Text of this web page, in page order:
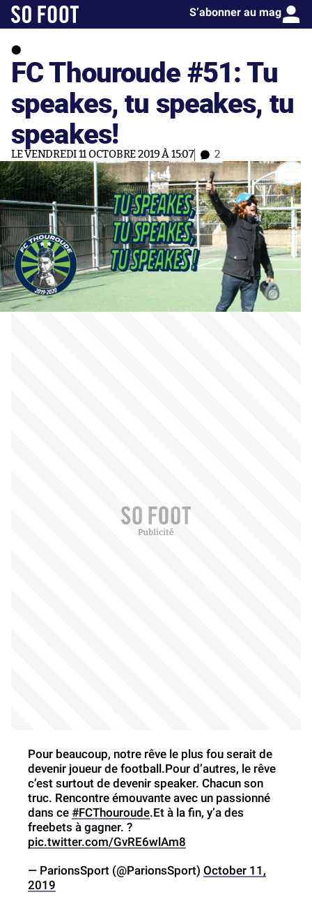
S’abonner au mag
FC Thouroude #51: Tu
speakes, tu speakes, tu
speakes!
LE VENDREDI 11 OCTOBRE 2019 À 15:07 2
Pour beaucoup, notre rêve le plus fou serait de
devenir joueur de football.Pour d’autres, le rêve
c’est surtout de devenir speaker. Chacun son
truc. Rencontre émouvante avec un passionné
dans ce #FCThouroude.Et à la fin, y’a des
freebets à gagner. ?
pic.twitter.com/GvRE6wlAm8
— ParionsSport (@ParionsSport) October 11,
2019